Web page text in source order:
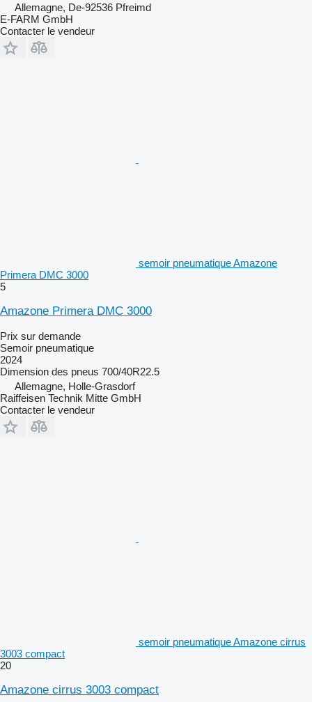
Allemagne, De-92536 Pfreimd
E-FARM GmbH
Contacter le vendeur
semoir pneumatique Amazone
Primera DMC 3000
5
Amazone Primera DMC 3000
Prix sur demande
Semoir pneumatique
2024
Dimension des pneus 700/40R22.5
Allemagne, Holle-Grasdorf
Raiffeisen Technik Mitte GmbH
Contacter le vendeur
semoir pneumatique Amazone cirrus
3003 compact
20
Amazone cirrus 3003 compact